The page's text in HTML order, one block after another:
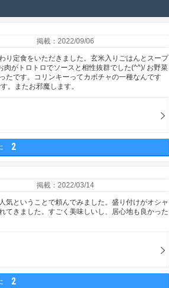
掲載：2022/09/06
り定食をいただきました。玄米入りごはんとスープ
がトロトロでソースと相性抜群でした(^^)/ お野菜
たです。コリンキーってカボチャの一種なんです
。またお邪魔します。
2
掲載：2022/03/14
気ということで頼んでみました。盛り付けがオシャ
てきました。すごく美味しいし、居心地も良かった
2